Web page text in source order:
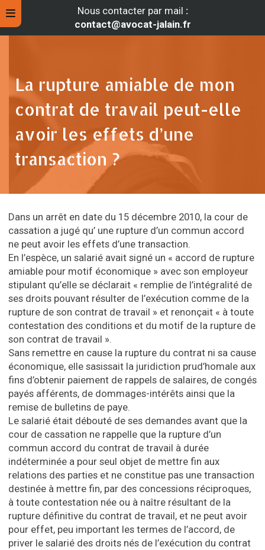
Nous contacter par mail :
contact@avocat-jalain.fr
La rupture amiable de mon
contrat de travail peut-elle
avoir les effets d’une
transaction ?
Dans un arrêt en date du 15 décembre 2010, la cour de
cassation a jugé qu’ une rupture d’un commun accord
ne peut avoir les effets d’une transaction.
En l’espèce, un salarié avait signé un « accord de rupture
amiable pour motif économique » avec son employeur
stipulant qu’elle se déclarait « remplie de l’intégralité de
ses droits pouvant résulter de l’exécution comme de la
rupture de son contrat de travail » et renonçait « à toute
contestation des conditions et du motif de la rupture de
son contrat de travail ».
Sans remettre en cause la rupture du contrat ni sa cause
économique, elle sasissait la juridiction prud’homale aux
fins d’obtenir paiement de rappels de salaires, de congés
payés afférents, de dommages-intérêts ainsi que la
remise de bulletins de paye.
Le salarié était débouté de ses demandes avant que la
cour de cassation ne rappelle que la rupture d’un
commun accord du contrat de travail à durée
indéterminée a pour seul objet de mettre fin aux
relations des parties et ne constitue pas une transaction
destinée à mettre fin, par des concessions réciproques,
à toute contestation née ou à naître résultant de la
rupture définitive du contrat de travail, et ne peut avoir
pour effet, peu important les termes de l’accord, de
priver le salarié des droits nés de l’exécution du contrat